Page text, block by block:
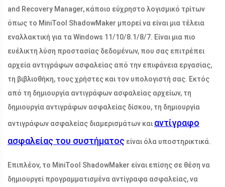
and Recovery Manager, κάποιο εύχρηστο λογισμικό τρίτων
όπως το MiniTool ShadowMaker μπορεί να είναι μια τέλεια
εναλλακτική για τα Windows 11/10/8.1/8/7. Είναι μια πιο
ευέλικτη λύση προστασίας δεδομένων, που σας επιτρέπει
αρχεία αντιγράφων ασφαλείας από την επιφάνεια εργασίας,
τη βιβλιοθήκη, τους χρήστες και τον υπολογιστή σας. Εκτός
από τη δημιουργία αντιγράφων ασφαλείας αρχείων, τη
δημιουργία αντιγράφων ασφαλείας δίσκου, τη δημιουργία
αντιγράφων ασφαλείας διαμερισμάτων και αντίγραφο
ασφαλείας του συστήματος είναι όλα υποστηρικτικά.
Επιπλέον, το MiniTool ShadowMaker είναι επίσης σε θέση να
δημιουργεί προγραμματισμένα αντίγραφα ασφαλείας, να